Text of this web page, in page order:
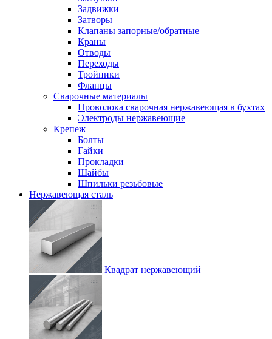
Задвижки
Затворы
Клапаны запорные/обратные
Краны
Отводы
Переходы
Тройники
Фланцы
Сварочные материалы
Проволока сварочная нержавеющая в бухтах
Электроды нержавеющие
Крепеж
Болты
Гайки
Прокладки
Шайбы
Шпильки резьбовые
Нержавеющая сталь
Квадрат нержавеющий